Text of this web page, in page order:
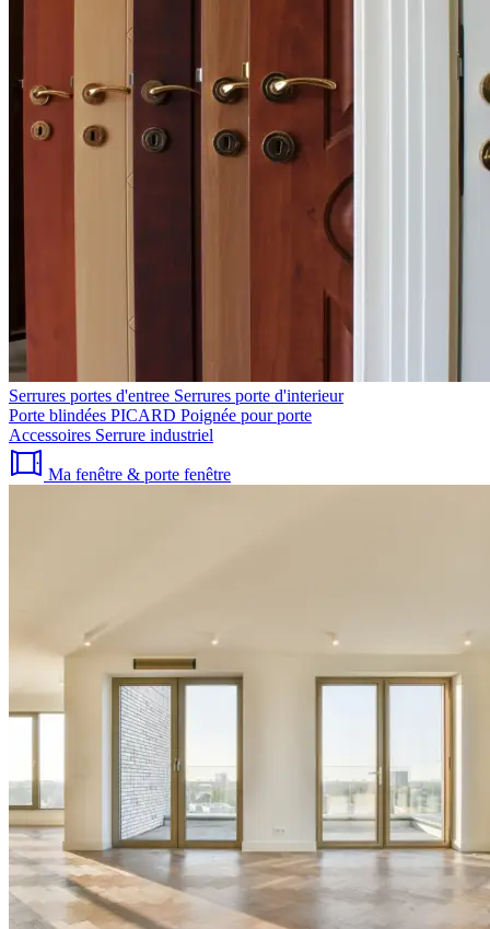
Serrures portes d'entree Serrures porte d'interieur
Porte blindées PICARD Poignée pour porte
Accessoires Serrure industriel
Ma fenêtre & porte fenêtre